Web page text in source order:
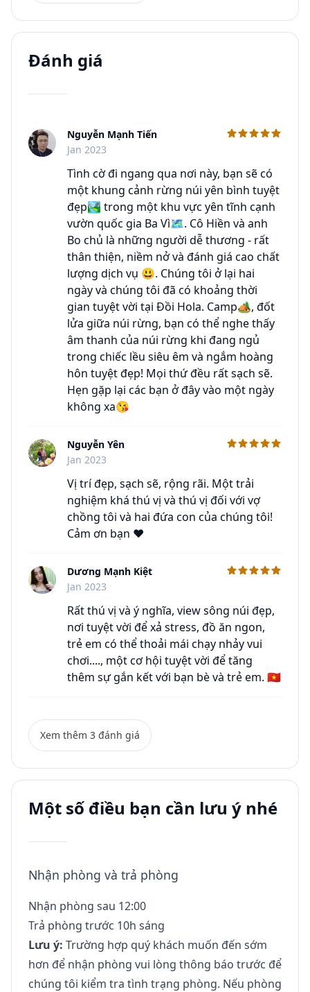
Đánh giá
C
Nguyễn Mạnh Tiến
Jan 2023
Tình cờ đi ngang qua nơi này, bạn sẽ có
một khung cảnh rừng núi yên bình tuyệt
đẹp🏞 trong một khu vực yên tĩnh cạnh
vườn quốc gia Ba Vì🗺. Cô Hiền và anh
Bo chủ là những người dễ thương - rất
thân thiện, niềm nở và đánh giá cao chất
lượng dịch vụ 😃. Chúng tôi ở lại hai
ngày và chúng tôi đã có khoảng thời
gian tuyệt vời tại Đồi Hola. Camp🏕, đốt
lửa giữa núi rừng, bạn có thể nghe thấy
âm thanh của núi rừng khi đang ngủ
trong chiếc lều siêu êm và ngắm hoàng
hôn tuyệt đẹp! Mọi thứ đều rất sạch sẽ.
Hẹn gặp lại các bạn ở đây vào một ngày
không xa😘
C
Nguyễn Yên
Jan 2023
Vị trí đẹp, sạch sẽ, rộng rãi. Một trải
nghiệm khá thú vị và thú vị đối với vợ
chồng tôi và hai đứa con của chúng tôi!
Cảm ơn bạn ♥️
C
Dương Mạnh Kiệt
Jan 2023
Rất thú vị và ý nghĩa, view sông núi đẹp,
nơi tuyệt vời để xả stress, đồ ăn ngon,
trẻ em có thể thoải mái chạy nhảy vui
chơi...., một cơ hội tuyệt vời để tăng
thêm sự gắn kết với bạn bè và trẻ em. 🇻🇳
Xem thêm 3 đánh giá
Một số điều bạn cần lưu ý nhé
Nhận phòng và trả phòng
Nhận phòng sau 12:00
Trả phòng trước 10h sáng
Lưu ý: Trường hợp quý khách muốn đến sớm
hơn để nhận phòng vui lòng thông báo trước để
chúng tôi kiểm tra tình trạng phòng. Nếu phòng